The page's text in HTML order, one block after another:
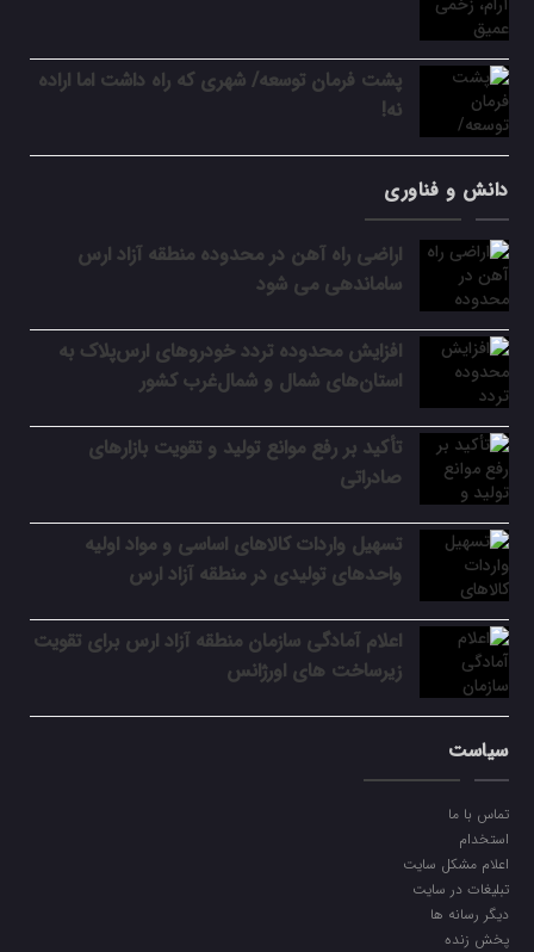
پشت فرمان توسعه/ شهری که راه داشت اما اراده
نه!
دانش و فناوری
اراضی راه آهن در محدوده منطقه آزاد ارس
ساماندهی می شود
افزایش محدوده تردد خودروهای ارس‌پلاک به
استان‌های شمال و شمال‌غرب کشور
تأکید بر رفع موانع تولید و تقویت بازارهای
صادراتی
تسهیل واردات کالاهای اساسی و مواد اولیه
واحدهای تولیدی در منطقه آزاد ارس
اعلام آمادگی سازمان منطقه آزاد ارس برای تقویت
زیرساخت‌ های اورژانس
سیاست
تماس با ما
استخدام
اعلام مشکل سایت
تبلیغات در سایت
دیگر رسانه ها
پخش زنده